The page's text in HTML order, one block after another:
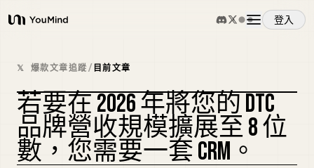
YouMind
登入
概覽
使用案例
技能
𝕏 爆款文章追蹤/ 目前文章
複刻封面
若要在 2026 年將您的 DTC
品牌營收規模擴展至 8 位
數，您需要一套 CRM。